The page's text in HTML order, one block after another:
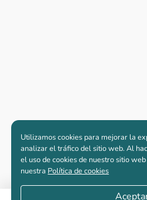
Utilizamos cookies para mejorar la
analizar el tráfico del sitio web. Al
el uso de cookies de nuestro sitio
nuestra Política de cookies